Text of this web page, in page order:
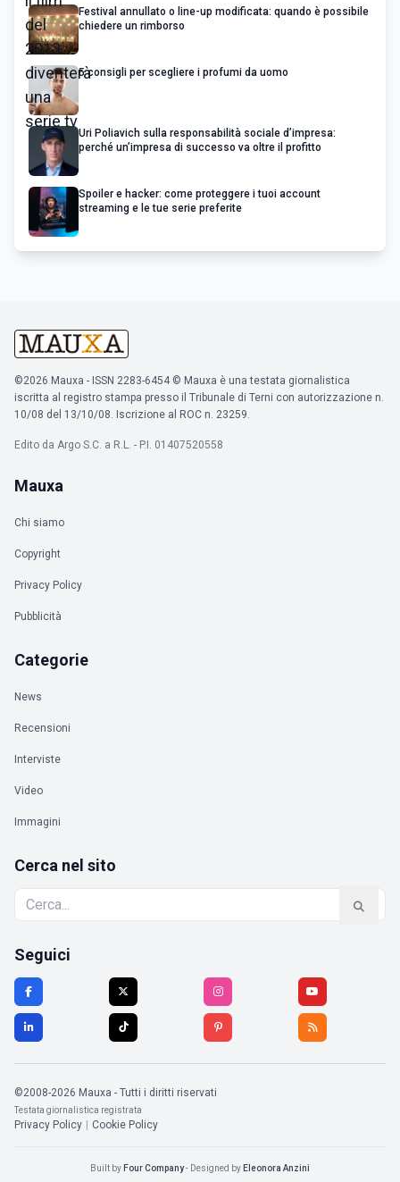
Festival annullato o line-up modificata: quando è possibile
chiedere un rimborso
5 consigli per scegliere i profumi da uomo
Uri Poliavich sulla responsabilità sociale d’impresa:
perché un’impresa di successo va oltre il profitto
Spoiler e hacker: come proteggere i tuoi account
streaming e le tue serie preferite
©2026 Mauxa - ISSN 2283-6454 © Mauxa è una testata giornalistica
iscritta al registro stampa presso il Tribunale di Terni con autorizzazione n.
10/08 del 13/10/08. Iscrizione al ROC n. 23259.
Edito da Argo S.C. a R.L. - P.I. 01407520558
Mauxa
Chi siamo
Copyright
Privacy Policy
Pubblicità
Categorie
News
Recensioni
Interviste
Video
Immagini
Cerca nel sito
Seguici
©2008-2026 Mauxa - Tutti i diritti riservati
Testata giornalistica registrata
Privacy Policy Cookie Policy
Built by Four Company- Designed by Eleonora Anzini